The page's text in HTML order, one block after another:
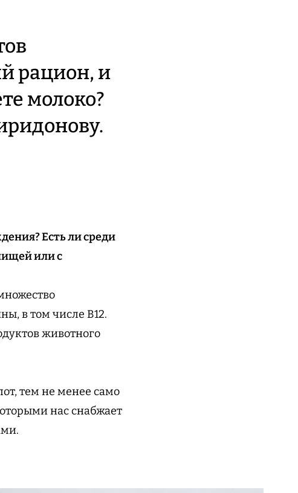
рацион, и
молоко?
Есть ли среди
или с
в том числе B12.
животного
тем не менее само
нас снабжает